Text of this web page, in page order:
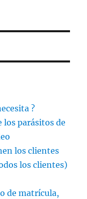
?
los parásitos de
los clientes
los clientes)
de matrícula,